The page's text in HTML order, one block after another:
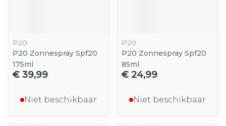
P20
P20 Zonnespray Spf20
175ml
€ 39,99
Niet beschikbaar
P20
P20 Zonnespray Spf20
85ml
€ 24,99
Niet beschikbaar